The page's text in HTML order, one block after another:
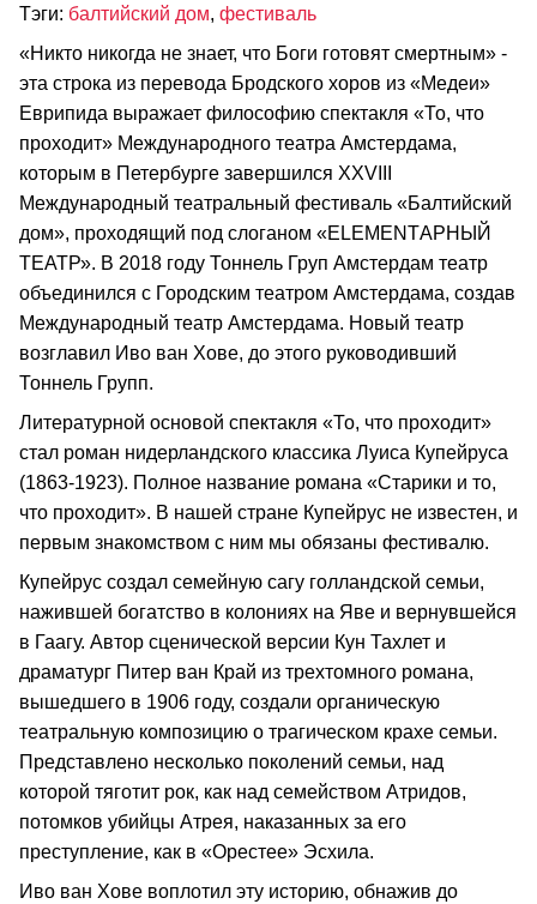
Тэги: балтийский дом, фестиваль
«Никто никогда не знает, что Боги готовят смертным» -
эта строка из перевода Бродского хоров из «Медеи»
Еврипида выражает философию спектакля «То, что
проходит» Международного театра Амстердама,
которым в Петербурге завершился XXVIII
Международный театральный фестиваль «Балтийский
дом», проходящий под слоганом «ELEMENTАРНЫЙ
ТЕАТР». В 2018 году Тоннель Груп Амстердам театр
объединился с Городским театром Амстердама, создав
Международный театр Амстердама. Новый театр
возглавил Иво ван Хове, до этого руководивший
Тоннель Групп.
Литературной основой спектакля «То, что проходит»
стал роман нидерландского классика Луиса Купейруса
(1863-1923). Полное название романа «Старики и то,
что проходит». В нашей стране Купейрус не известен, и
первым знакомством с ним мы обязаны фестивалю.
Купейрус создал семейную сагу голландской семьи,
нажившей богатство в колониях на Яве и вернувшейся
в Гаагу. Автор сценической версии Кун Тахлет и
драматург Питер ван Край из трехтомного романа,
вышедшего в 1906 году, создали органическую
театральную композицию о трагическом крахе семьи.
Представлено несколько поколений семьи, над
которой тяготит рок, как над семейством Атридов,
потомков убийцы Атрея, наказанных за его
преступление, как в «Орестее» Эсхила.
Иво ван Хове воплотил эту историю, обнажив до